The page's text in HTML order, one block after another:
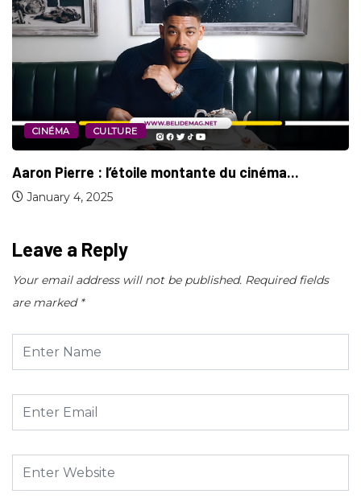
CINÉMA CULTURE
John Amos, “beau-père du ‘Prince à New...
October 1, 2024
Leave a Reply
Your email address will not be published. Required fields
are marked *